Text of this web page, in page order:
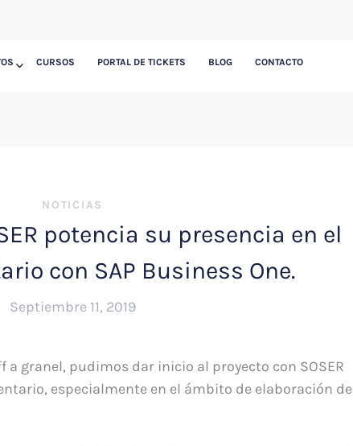
CURSOS PORTAL DE TICKETS BLOG CONTACTO
NOTICIAS
potencia su presencia en el
con SAP Business One.
Septiembre 11, 2019
granel, pudimos dar inicio al proyecto con SOSER
especialmente en el ámbito de elaboración de